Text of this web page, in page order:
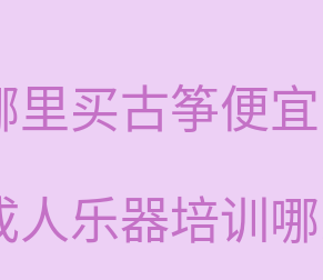
里买古筝便宜
人乐器培训